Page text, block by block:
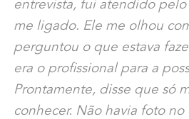
entrevista, fui atendido pelo
me ligado. Ele me olhou
perguntou o que estava
era o profissional para a
Prontamente, disse que só
conhecer. Não havia foto